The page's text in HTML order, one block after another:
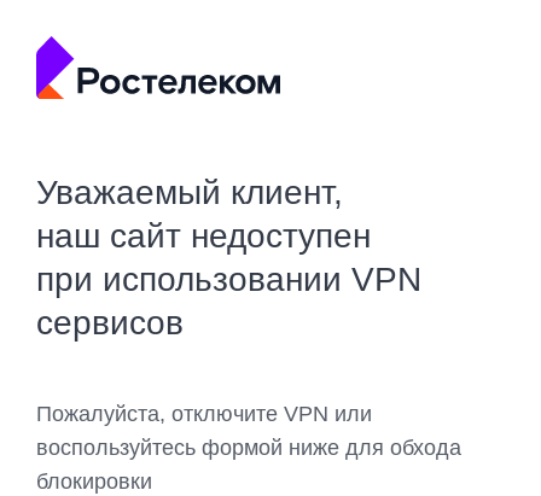
Уважаемый клиент,
наш сайт недоступен
при использовании VPN
сервисов
Пожалуйста, отключите VPN или
воспользуйтесь формой ниже для обхода
блокировки